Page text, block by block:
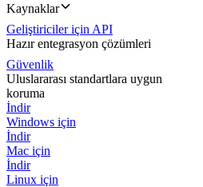
Kaynaklar
Geliştiriciler için API
Hazır entegrasyon çözümleri
Güvenlik
Uluslararası standartlara uygun
koruma
İndir
Windows için
İndir
Mac için
İndir
Linux için